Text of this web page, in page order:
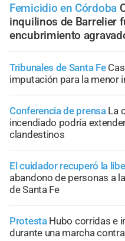
Femicidio en Córdoba
inquilinos de Barrelier
encubrimiento
Tribunales de Santa Fe
imputación para la menor
Conferencia de prensa La
incendiado podría
clandestinos
El cuidador recuperó la
abandono de personas a
de Santa Fe
Protesta Hubo corridas e
durante una marcha